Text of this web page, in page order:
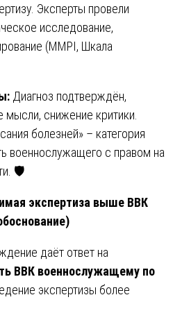
Эксперты провели
исследование,
(MMPI, Шкала
Диагноз подтверждён,
снижение критики.
болезней» – категория
военнослужащего с правом на
🛡️
экспертиза выше ВВК
даёт ответ на
ВВК военнослужащему по
экспертизы более